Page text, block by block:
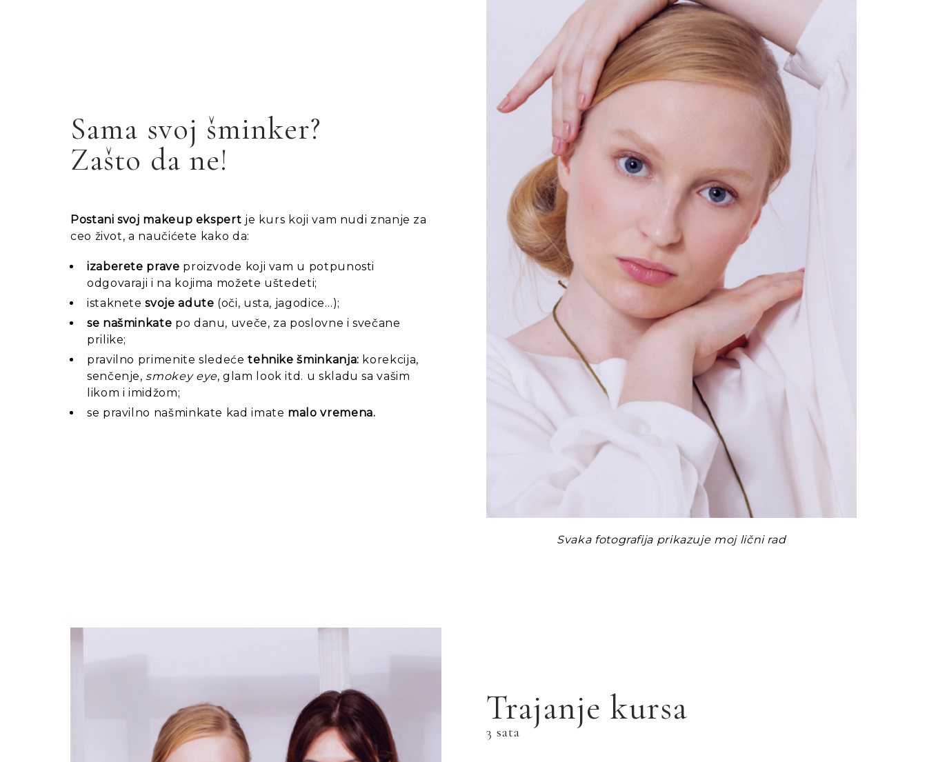
Sama svoj šminker?
Zašto da ne!
Postani svoj makeup ekspert je kurs koji vam nudi znanje za
ceo život, a naučićete kako da:
izaberete prave proizvode koji vam u potpunosti
odgovaraji i na kojima možete uštedeti;
istaknetesvoje adute (oči, usta, jagodice…);
se našminkate po danu, uveče, za poslovne i svečane
prilike;
pravilno primenite sledećetehnike šminkanja: korekcija,
senčenje, smokey eye, glam look itd. u skladu sa vašim
likom i imidžom;
se pravilno našminkate kad imate malo vremena.
Svaka fotografija prikazuje moj lični rad
Trajanje kursa
3 sata